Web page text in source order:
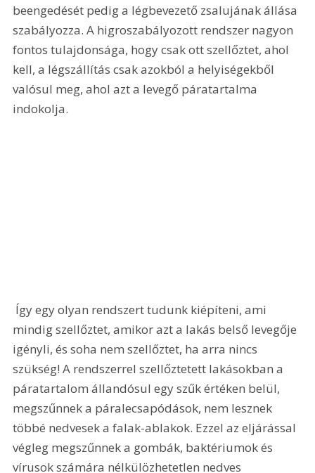
beengedését pedig a légbevezető zsalujának állása
szabályozza. A higroszabályozott rendszer nagyon
fontos tulajdonsága, hogy csak ott szellőztet, ahol
kell, a légszállítás csak azokból a helyiségekből
valósul meg, ahol azt a levegő páratartalma
indokolja.
mindig szellőztet, amikor azt a lakás belső levegője
igényli, és soha nem szellőztet, ha arra nincs
szükség! A rendszerrel szellőztetett lakásokban a
páratartalom állandósul egy szűk értéken belül,
megszűnnek a páralecsapódások, nem lesznek
többé nedvesek a falak-ablakok. Ezzel az eljárással
végleg megszűnnek a gombák, baktériumok és
vírusok számára nélkülözhetetlen nedves